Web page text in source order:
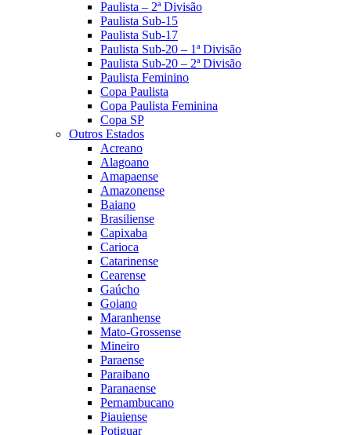
Paulista – 2ª Divisão
Paulista Sub-15
Paulista Sub-17
Paulista Sub-20 – 1ª Divisão
Paulista Sub-20 – 2ª Divisão
Paulista Feminino
Copa Paulista
Copa Paulista Feminina
Copa SP
Outros Estados
Acreano
Alagoano
Amapaense
Amazonense
Baiano
Brasiliense
Capixaba
Carioca
Catarinense
Cearense
Gaúcho
Goiano
Maranhense
Mato-Grossense
Mineiro
Paraense
Paraibano
Paranaense
Pernambucano
Piauiense
Potiguar